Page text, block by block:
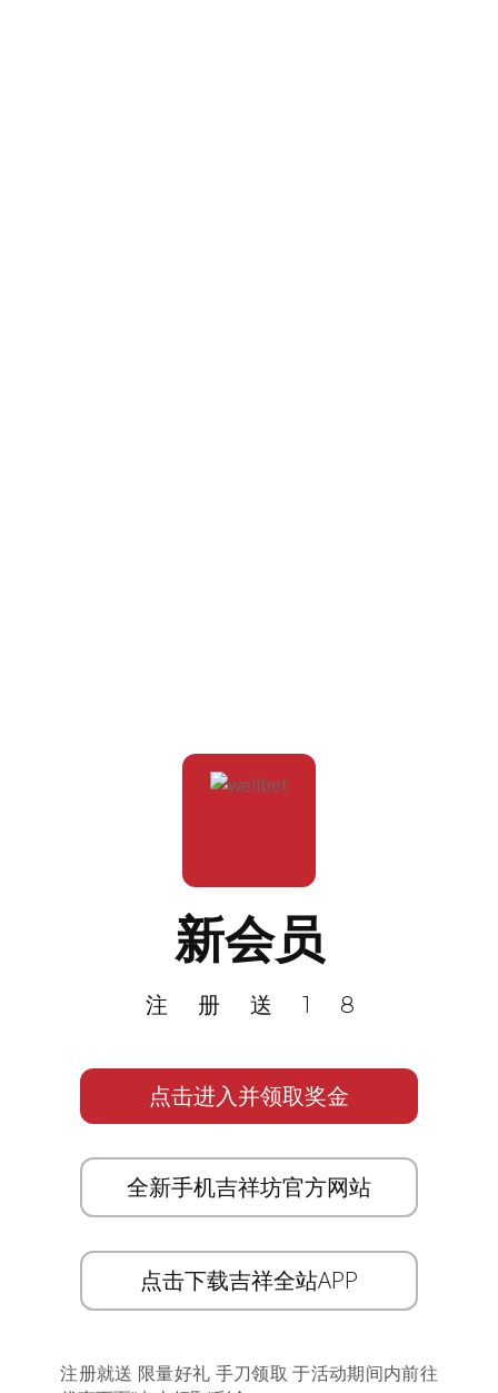
新会员
注册送18
点击进入并领取奖金
全新手机吉祥坊官方网站
点击下载吉祥全站APP
注册就送 限量好礼 手刀领取 于活动期间内前往